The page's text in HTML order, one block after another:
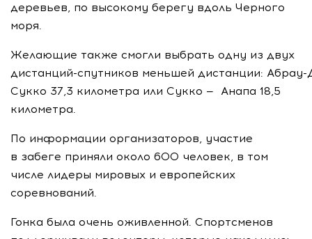
деревьев, по высокому берегу вдоль Черного
моря.
Желающие также смогли выбрать одну из двух
дистанций-спутников меньшей дистанции:
Сукко 37,3 километра или Сукко — Анапа 18,5
километра.
По информации организаторов, участие
в забеге приняли около 600 человек, в том
числе лидеры мировых и европейских
соревнований.
Гонка была очень оживленной. Спортсменов